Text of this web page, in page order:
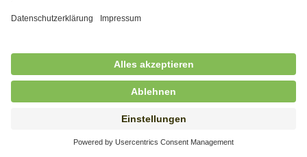
in Teilzeit (mind. 20 - max. 30 Std./.Wo.), SOS-
Hauswirtschaftskraft (m/w/d)
in unbefristeter Anstellung, Teilzeit (20 Std./Wo.), SOS-
Kinderdorf Dortmund, Hagen